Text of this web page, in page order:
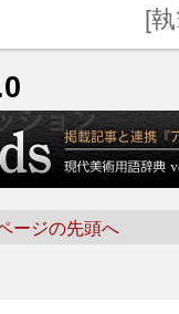
[
ージの先頭へ